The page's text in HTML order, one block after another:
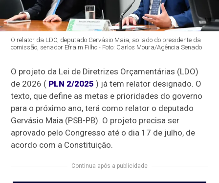
O relator da LDO, deputado Gervásio Maia, ao lado do presidente da
comissão, senador Efraim Filho - Foto: Carlos Moura/Agência Senado
O projeto da Lei de Diretrizes Orçamentárias (LDO)
de 2026 ( PLN 2/2025 ) já tem relator designado. O
texto, que define as metas e prioridades do governo
para o próximo ano, terá como relator o deputado
Gervásio Maia (PSB-PB). O projeto precisa ser
aprovado pelo Congresso até o dia 17 de julho, de
acordo com a Constituição.
Continua após a publicidade